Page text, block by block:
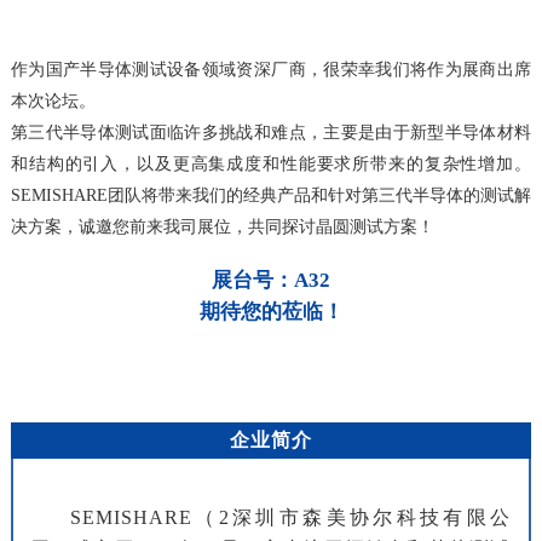
作为国产半导体测试设备领域资深厂商，很荣幸我们将作为展商出席
本次论坛。
第三代半导体测试面临许多挑战和难点，主要是由于新型半导体材料
和结构的引入，以及更高集成度和性能要求所带来的复杂性增加。
SEMISHARE团队将带来我们的经典产品和针对第三代半导体的测试解
决方案，诚邀您前来我司展位，共同探讨晶圆测试方案！
展台号：A32
期待您的莅临！
企业简介
SEMISHARE（2深圳市森美协尔科技有限公